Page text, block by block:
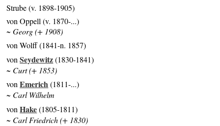
Strube (v. 1898-1905)
von Oppell (v. 1870-...)
~ Georg (+ 1908)
von Wolff (1841-n. 1857)
vonSeydewitz(1830-1841)
~ Curt (+ 1853)
vonEmerich(1811-...)
~ Carl Wilhelm
vonHake(1805-1811)
~ Carl Friedrich (+ 1830)